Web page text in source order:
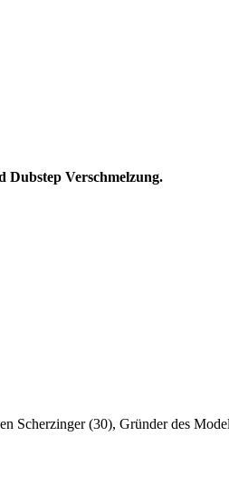
Dubstep Verschmelzung.
Scherzinger (30), Gründer des